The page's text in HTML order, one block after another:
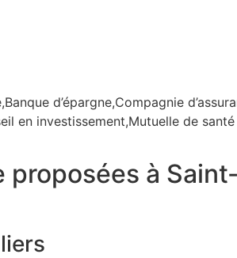
d’épargne,Compagnie
en investissement,Mutuelle de santé
proposées à